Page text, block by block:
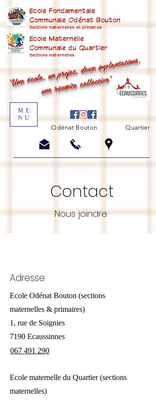
Ecole Fondamentale
Communale Odénat Bouton
Sections maternelles et primaires
Ecole Maternelle
Communale du Quartier
Sections maternelles
"Une école, un projet, deux implantations,
une réussite collective"
ME
NU
Odénat Bouton Quartier
Contact
Nous joindre
Adresse
Ecole Odénat Bouton (sections
maternelles & primaires)
1, rue de Soignies
7190 Ecaussinnes
Ecole maternelle du Quartier (sections
maternelles)
067 491 290